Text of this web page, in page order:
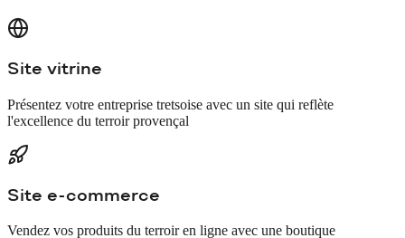
Site vitrine
Présentez votre entreprise tretsoise avec un site qui reflète
l'excellence du terroir provençal
Site e-commerce
Vendez vos produits du terroir en ligne avec une boutique